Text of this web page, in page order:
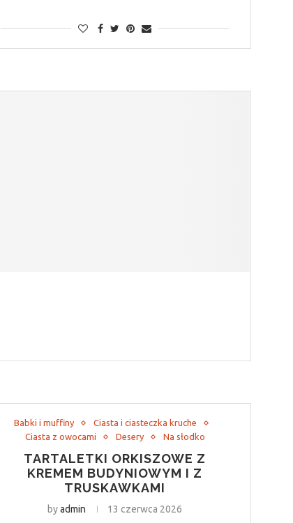
Babki i muffiny
Ciasta i ciasteczka kruche
Ciasta z owocami
Desery Na słodko
TARTALETKI ORKISZOWE Z
KREMEM BUDYNIOWYM I Z
TRUSKAWKAMI
byadmin 13 czerwca 2026